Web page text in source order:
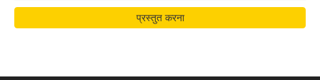
प्रस्तुत करना